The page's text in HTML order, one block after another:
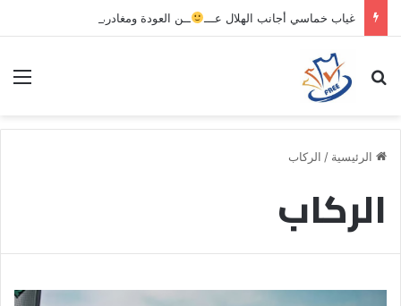
غياب خماسي أجانب الهلال عـــ ــن العودة ومغادرة خاصة لبرامج الاستشفاء والتأهيل
بحث عن
الرئيسية / الركاب
الركاب